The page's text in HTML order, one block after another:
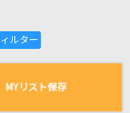
の一覧
MYリスト保存